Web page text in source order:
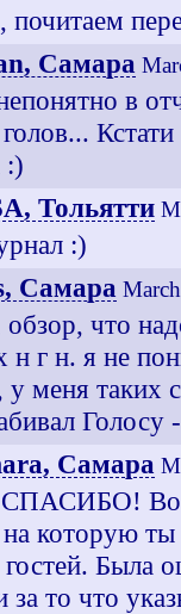
почитаем
Самара
в
:)
Тольятти
:)
Самара
обзор, что
н г н. я не
меня таких
Голосу
Самара
Вот
которую ты
гостей. Была
за то что